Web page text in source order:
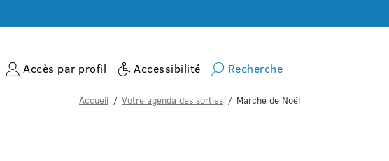
Accès par profil Accessibilité Recherche
Accueil Votre agenda des sorties Marché de Noël